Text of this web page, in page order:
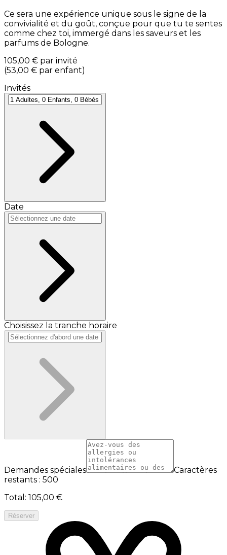
Ce sera une expérience unique sous le signe de la
convivialité et du goût, conçue pour que tu te sentes
comme chez toi, immergé dans les saveurs et les
parfums de Bologne.
105,00 € par invité
(53,00 € par enfant)
Invités
Date
Choisissez la tranche horaire
Demandes spéciales
Caractères
restants : 500
Total : 105,00 €
Réserver